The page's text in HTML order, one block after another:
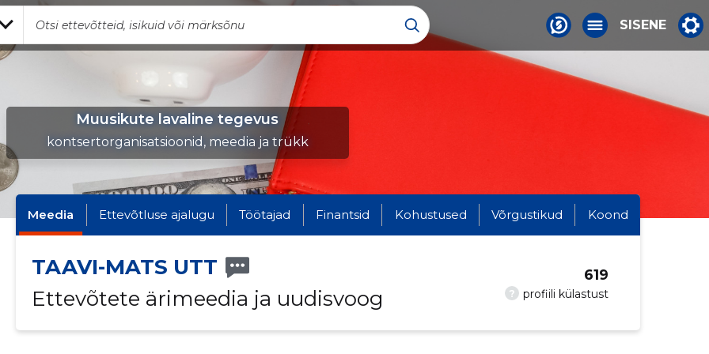
SISENE
Muusikute lavaline tegevus
kontsertorganisatsioonid, meedia ja trükk
Meedia Ettevõtluse ajalugu Töötajad Finantsid Kohustused Võrgustikud Koond
TAAVI-MATS UTT
Ettevõtete ärimeedia ja uudisvoog
? profiili külastust
619